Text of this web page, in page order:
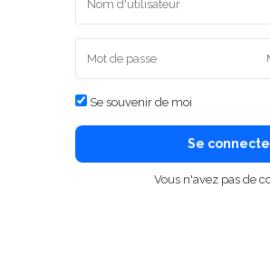
Se souvenir de moi
Se
Vous n'avez pas de